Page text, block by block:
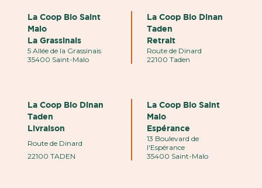
La Coop Bio Saint
Malo
La Grassinais
5 Allée de la Grassinais
35400 Saint-Malo
La Coop Bio Dinan
Taden
Retrait
Route de Dinard
22100 Taden
La Coop Bio Dinan
Taden
Livraison
Route de Dinard
22100 TADEN
La Coop Bio Saint
Malo
Espérance
13 Boulevard de
l'Espérance
35400 Saint-Malo